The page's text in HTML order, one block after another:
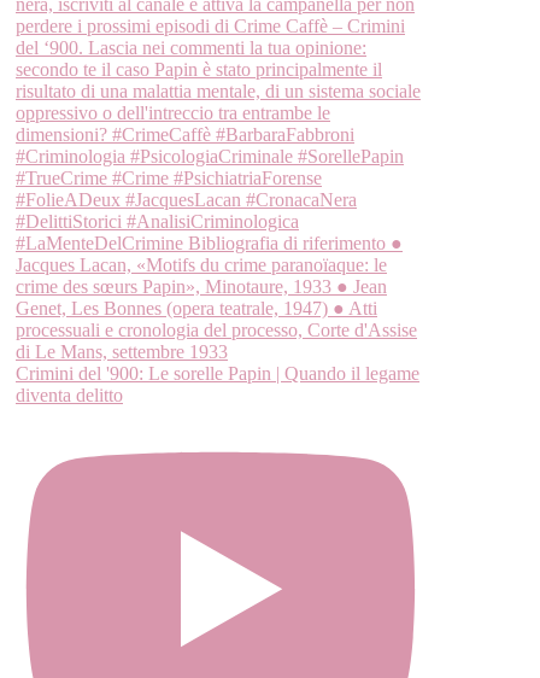
Crimini del '900: Le sorelle Papin | Quando il legame
diventa delitto